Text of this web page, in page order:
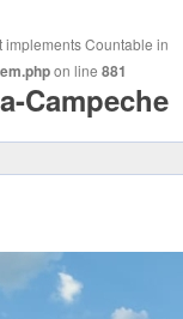
implements Countable in
on line 881
Campeche